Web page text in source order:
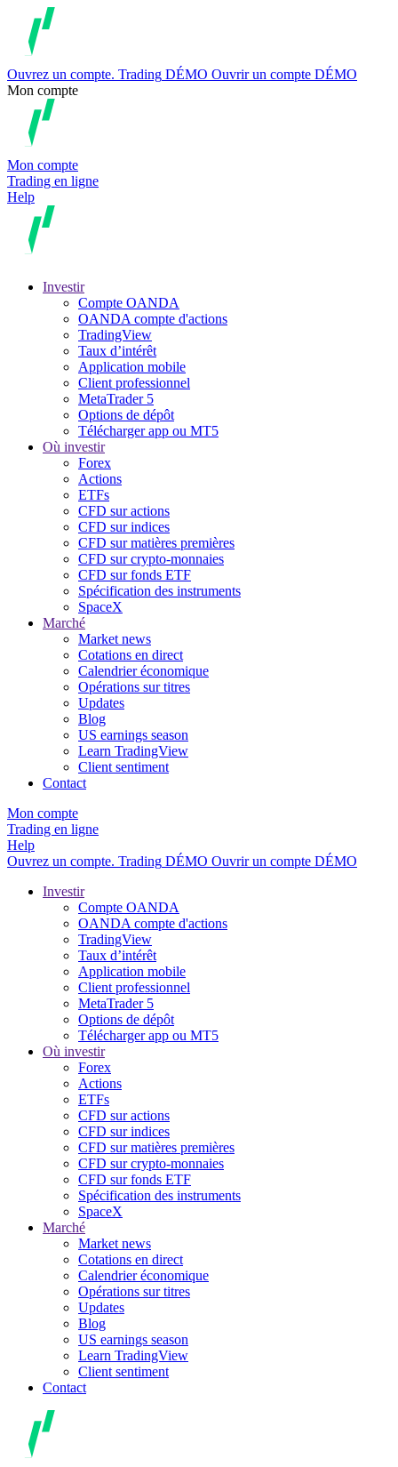
Ouvrez un compte. Trading DÉMO Ouvrir un compte DÉMO
Mon compte
Mon compte
Trading en ligne
Help
Investir
Compte OANDA
OANDA compte d'actions
TradingView
Taux d’intérêt
Application mobile
Client professionnel
MetaTrader 5
Options de dépôt
Télécharger app ou MT5
Où investir
Forex
Actions
ETFs
CFD sur actions
CFD sur indices
CFD sur matières premières
CFD sur crypto-monnaies
CFD sur fonds ETF
Spécification des instruments
SpaceX
Marché
Market news
Cotations en direct
Calendrier économique
Opérations sur titres
Updates
Blog
US earnings season
Learn TradingView
Client sentiment
Contact
Mon compte
Trading en ligne
Help
Ouvrez un compte. Trading DÉMO Ouvrir un compte DÉMO
Investir
Compte OANDA
OANDA compte d'actions
TradingView
Taux d’intérêt
Application mobile
Client professionnel
MetaTrader 5
Options de dépôt
Télécharger app ou MT5
Où investir
Forex
Actions
ETFs
CFD sur actions
CFD sur indices
CFD sur matières premières
CFD sur crypto-monnaies
CFD sur fonds ETF
Spécification des instruments
SpaceX
Marché
Market news
Cotations en direct
Calendrier économique
Opérations sur titres
Updates
Blog
US earnings season
Learn TradingView
Client sentiment
Contact